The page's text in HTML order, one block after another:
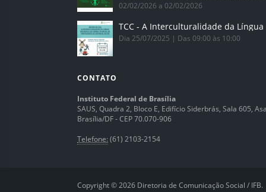
02/02/2026 a 02/02/2026
Dia 25/07/2025 | Das 09:00 às 10:00
CONTATO
Instituto Federal de Brasília
SAUS, Quadra 2, Bloco E, Edifício Siderbrás, Sala 605,
Brasília/DF - CEP 70.070-906
Telefone: (61) 2103-2154
Copyright © 2026 Diretoria de Comunicação Social / IFB.